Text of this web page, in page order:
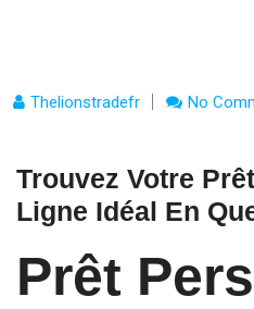
Thelionstradefr No
Trouvez Votre
Ligne Idéal En
Prêt